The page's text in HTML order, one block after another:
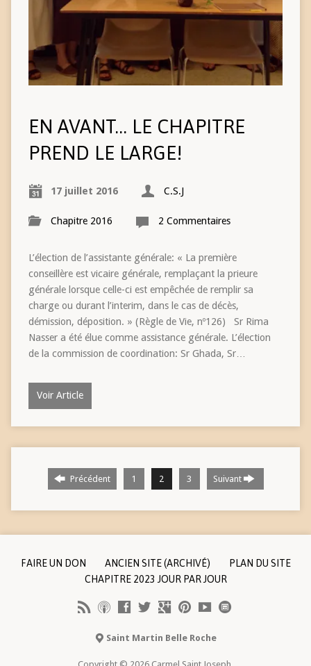
EN AVANT… LE CHAPITRE
PREND LE LARGE!
17 juillet 2016 C.S.J
Chapitre 2016 2 Commentaires
L’élection de l’assistante générale: « La première
conseillère est vicaire générale, remplaçant la prieure
générale lorsque celle-ci est empêchée de remplir sa
charge ou durant l’interim, dans le cas de décès,
démission, déposition. » (Règle de Vie, nº126) Sr Rima
Nasser a été élue comme assistance générale. L’élection
de la commission de coordination: Sr Ghada, Sr…
Voir Article
Précédent 1 2 3 Suivant
FAIRE UN DON ANCIEN SITE (ARCHIVÉ)
PLAN DU SITE
CHAPITRE 2023 JOUR PAR JOUR
Saint Martin Belle Roche